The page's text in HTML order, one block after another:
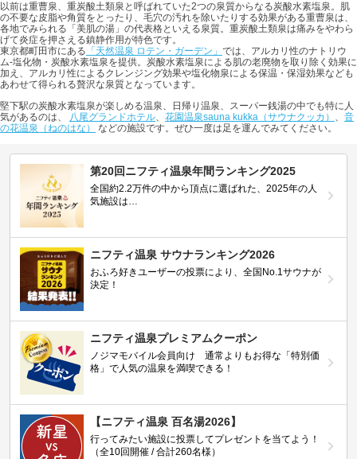
以前は重曹泉、重炭酸土類泉と呼ばれていた2つの泉質からなる炭酸水素塩泉。肌
の不要な皮脂や角質をとったり、毛穴の汚れを除いたりする効果がある重曹泉は、
各地でみられる「美肌の湯」の代表格といえる泉質。重炭酸土類泉は痛みをやわら
げて炎症を押さえる鎮静作用が特色です。
東京都町田市にある 「天然温泉 ロテン・ガーデン」 では、アルカリ性のナトリウ
ム-塩化物・炭酸水素塩泉を提供。炭酸水素塩泉による肌の老廃物を取り除く効果に
加え、アルカリ性によるクレンジング効果や塩化物泉による保温・保湿効果なども
あわせて得られる贅沢な泉質となっています。
堅下駅の炭酸水素塩泉が楽しめる温泉、日帰り温泉、スーパー銭湯の中でも特に人
気があるのは、 八尾グランドホテル、 花園温泉sauna kukka（サウナクッカ） 、 音
の花温泉（ねのはな）
などの施設です。ぜひ一度は足を運んでみてください。
第20回ニフティ温泉年間ランキング2025
全国約2.2万件の中から頂点に選ばれた、2025年の人
気施設は…
ニフティ温泉 サウナランキング2026
おふろ好きユーザーの投票により、全国No.1サウナが
決定！
ニフティ温泉プレミアムクーポン
ノジマモバイル会員向け 通常よりもお得な「特別価
格」で人気の温泉を満喫できる！
【ニフティ温泉 百名湯2026】
行ってみたい施設に投票してプレゼントを当てよう！
（全10回開催 / 合計260名様）